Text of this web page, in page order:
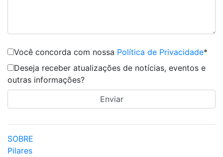
Você concorda com nossa Política de Privacidade*
Deseja receber atualizações de notícias, eventos e
outras informações?
SOBRE
Pilares